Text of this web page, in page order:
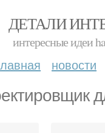
ДЕТАЛИ
интересные идеи
новости